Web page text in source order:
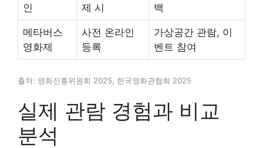
인
제 시
백
메타버스
영화제
사전 온라인
등록
가상공간 관람, 이
벤트 참여
출처: 영화진흥위원회 2025, 한국영화관협회 2025
실제 관람 경험과 비교
분석